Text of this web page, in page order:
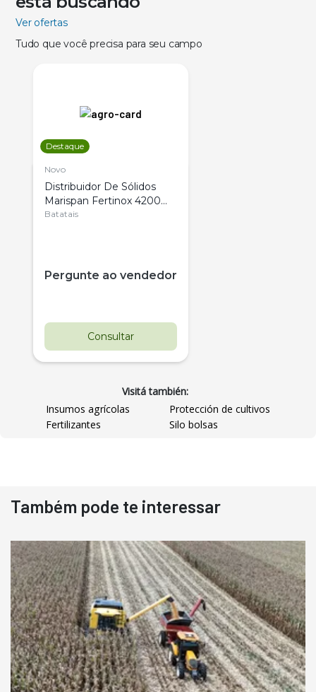
Ver ofertas
Tudo que você precisa para seu campo
Destaque
Novo
Distribuidor De Sólidos
Marispan Fertinox 4200
Citrus
Batatais
Pergunte ao vendedor
Consultar
Pá Carregadeira Cat 966
Ano 1987
R$ 145.000
Consultar
Visitá también:
Insumos agrícolas
Protección de cultivos
Fertilizantes
Silo bolsas
Também pode te interessar